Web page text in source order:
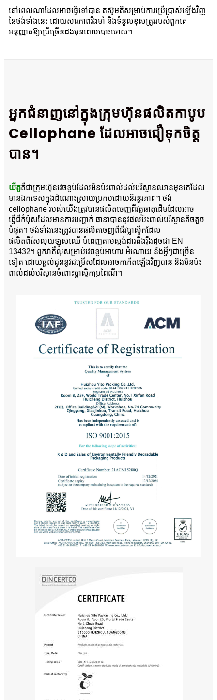
នៅពេលណាដែលអាចធ្វើទៅបាន តស៊ូមតិសម្រាប់ការប្រើប្រាស់ឡើងវិញ
នៃថង់ទាំងនេះ ដោយសារភាពរឹងមាំ និងទំនួលខុសត្រូវរបស់ពួកគេ
អនុញ្ញាតឱ្យប្រើច្រើនដងមុនពេលបោះចោល។
អ្នកជំនាញនៅក្នុងក្រុមហ៊ុនផលិតកាបូប
Cellophane ដែលអាចជឿទុកចិត្ត
បាន។
យីតូគឺជាក្រុមហ៊ុនវេចខ្ចប់ដែលមិនប៉ះពាល់ដល់បរិស្ថានឈានមុខគេដែល
មានឯកទេសក្នុងដំណោះស្រាយប្រកបដោយនិរន្តរភាព។ ថង់
cellophane របស់យើងត្រូវបានផលិតចេញពីវត្ថុធាតុដើមដែលអាច
ធ្វើជីកំប៉ុសដែលមានការបញ្ជាក់ ធានាបាននូវផលប៉ះពាល់បរិស្ថានតិចតួច
បំផុត។ ថង់ទាំងនេះត្រូវបានផលិតចេញពីជីវប្លាស្ទីកដែល
ផលិតពីសែលុយឡូសឈើ បំពេញតាមស្តង់ដារតឹងរ៉ឹងដូចជា EN
13432។ ពួកវាគឺល្អសម្រាប់វេចខ្ចប់អាហារ អំណោយ និងអ្វីៗជាច្រើន
ទៀត ដោយផ្តល់ជូននូវជម្រើសដែលអាចកកើតឡើងវិញបាន និងមិនប៉ះ
ពាល់ដល់បរិស្ថានចំពោះប្លាស្ទិកប្រពៃណី។